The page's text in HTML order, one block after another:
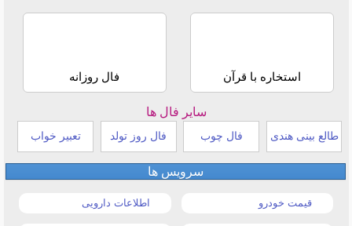
استخاره با قرآن فال روزانه
سایر فال ها
طالع بینی هندی فال چوب فال روز تولد تعبیر خواب
سرویس ها
قیمت خودرو اطلاعات دارویی